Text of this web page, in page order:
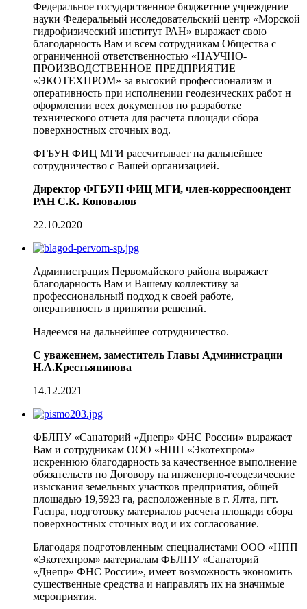
Федеральное государственное бюджетное учреждение
науки Федеральный исследовательский центр «Морской
гидрофизический институт РАН» выражает свою
благодарность Вам и всем сотрудникам Общества с
ограниченной ответственностью «НАУЧНО-
ПРОИЗВОДСТВЕННОЕ ПРЕДПРИЯТИЕ
«ЭКОТЕХПРОМ» за высокий профессионализм и
оперативность при исполнении геодезических работ н
оформлении всех документов по разработке
технического отчета для расчета площади сбора
поверхностных сточных вод.
ФГБУН ФИЦ МГИ рассчитывает на дальнейшее
сотрудничество с Вашей организацией.
Директор ФГБУН ФИЦ МГИ, член-корреспоондент
РАН С.К. Коновалов
22.10.2020
Администрация Первомайского района выражает
благодарность Вам и Вашему коллективу за
профессиональный подход к своей работе,
оперативность в принятии решений.
Надеемся на дальнейшее сотрудничество.
С уважением, заместитель Главы Администрации
Н.А.Крестьянинова
14.12.2021
ФБЛПУ «Санаторий «Днепр» ФНС России» выражает
Вам и сотрудникам ООО «НПП «Экотехпром»
искреннюю благодарность за качественное выполнение
обязательств по Договору на инженерно-геодезические
изыскания земельных участков предприятия, общей
площадью 19,5923 га, расположенные в г. Ялта, пгт.
Гаспра, подготовку материалов расчета площади сбора
поверхностных сточных вод и их согласование.
Благодаря подготовленным специалистами ООО «НПП
«Экотехпром» материалам ФБЛПУ «Санаторий
«Днепр» ФНС России», имеет возможность экономить
существенные средства и направлять их на значимые
мероприятия.